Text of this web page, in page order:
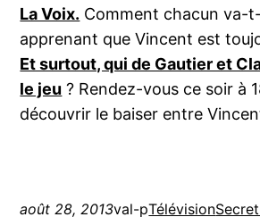
La Voix. Comment chacun va-
apprenant que Vincent est
Et surtout, qui de Gautier et
le jeu ? Rendez-vous ce soir à
découvrir le baiser entre
août 28, 2013val-pTélévision